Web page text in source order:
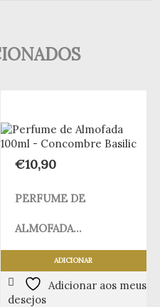
€10,90
PERFUME DE
ALMOFADA...
ADICIONAR
Adicionar aos meus
desejos